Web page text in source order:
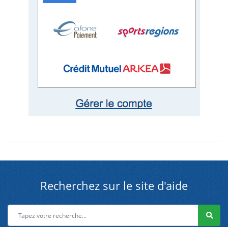
Recherchez sur le site d'aide